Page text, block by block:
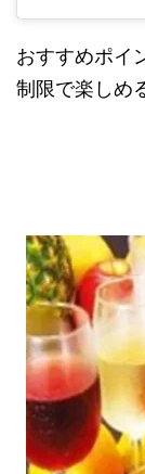
おすすめポイ
制限で楽しめ